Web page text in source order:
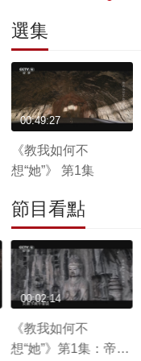
選集
《教我如何不
想“她”》 第1集
00:49:27
節目看點
《教我如何不
想“她”》第1集：帝后
00:02:14